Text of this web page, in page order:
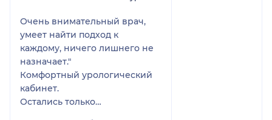
Очень внимательный врач,
умеет найти подход к
каждому, ничего лишнего не
назначает."
Комфортный урологический
кабинет.
Остались только